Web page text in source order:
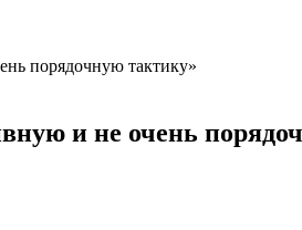
порядочную тактику»
и не очень